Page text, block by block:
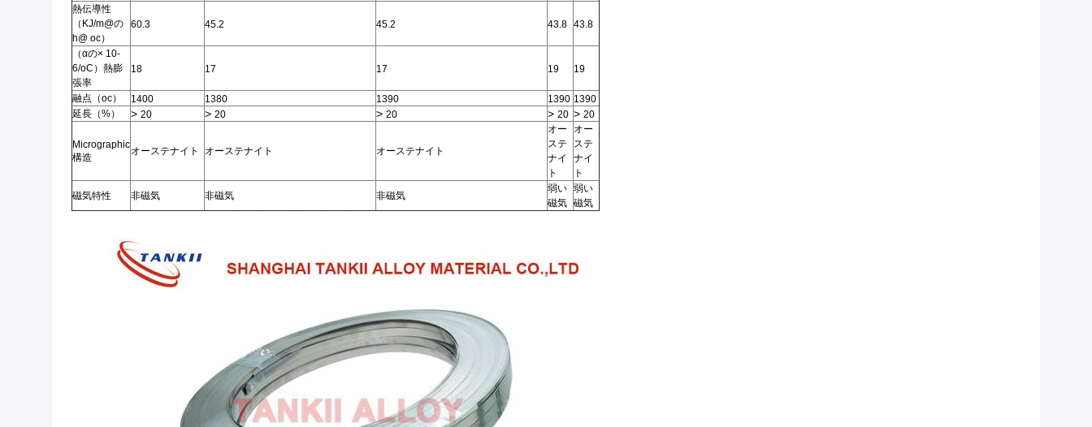
熱伝導性
（KJ/m@の
h@ oc）
60.3 45.2 45.2 43.8 43.8
（αの× 10-
6/oC）熱膨
張率
18 17 17 19 19
融点（oc） 1400 1380 1390 1390 1390
延長（%）
> 20 > 20 > 20 > 20 > 20
Micrographic
構造
オーステナイト オーステナイト オーステナイト
オー
ステ
ナイ
ト
オー
ステ
ナイ
ト
磁気特性
非磁気 非磁気 非磁気
弱い
磁気
弱い
磁気